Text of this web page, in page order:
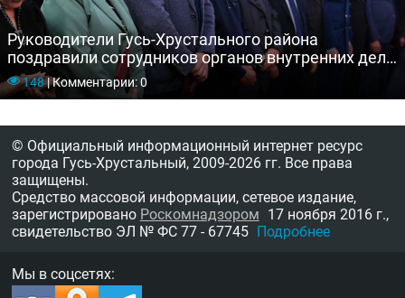
Руководители Гусь-Хрустального района
поздравили сотрудников органов внутренних дел с
профессиональным праздником
148|Комментарии: 0
© Официальный информационный интернет ресурс
города Гусь-Хрустальный, 2009-2026 гг. Все права
защищены.
Средство массовой информации, сетевое издание,
зарегистрировано Роскомнадзором 17 ноября 2016 г.,
свидетельство ЭЛ № ФС 77 - 67745 Подробнее
Мы в соцсетях: